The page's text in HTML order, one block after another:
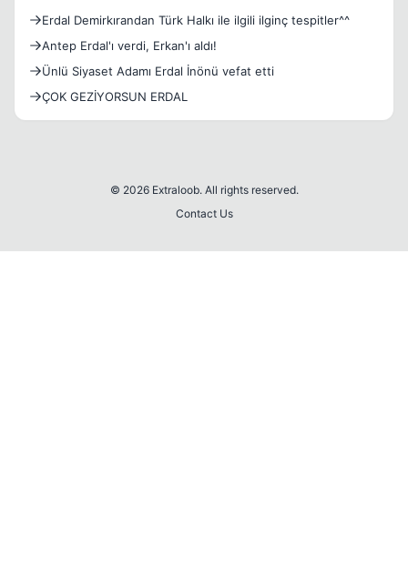
Erdal Demirkırandan Türk Halkı ile ilgili ilginç tespitler^^
Antep Erdal'ı verdi, Erkan'ı aldı!
Ünlü Siyaset Adamı Erdal İnönü vefat etti
ÇOK GEZİYORSUN ERDAL
© 2026 Extraloob. All rights reserved.
Contact Us